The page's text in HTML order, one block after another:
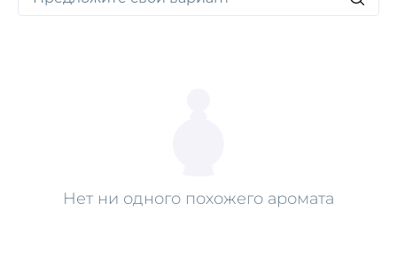
Нет ни одного похожего аромата